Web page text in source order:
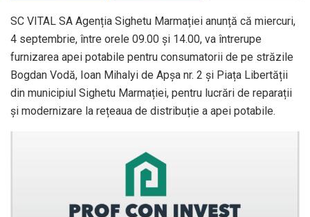
SC VITAL SA Agenția Sighetu Marmației anunță că miercuri,
4 septembrie, între orele 09.00 şi 14.00, va întrerupe
furnizarea apei potabile pentru consumatorii de pe străzile
Bogdan Vodă, Ioan Mihalyi de Apșa nr. 2 și Piața Libertății
din municipiul Sighetu Marmației, pentru lucrări de reparații
și modernizare la rețeaua de distribuție a apei potabile.